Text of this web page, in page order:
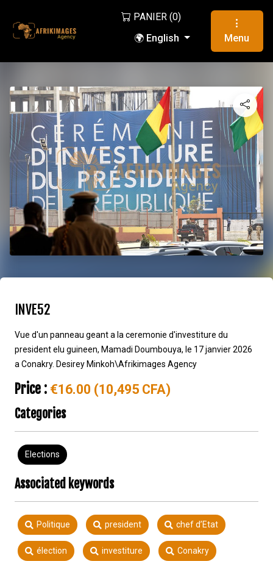
PANIER (0)
🌍 English
Menu
INVE52
Vue d'un panneau geant a la ceremonie d'investiture du
president elu guineen, Mamadi Doumbouya, le 17 janvier 2026
a Conakry. Desirey Minkoh\Afrikimages Agency
Price : €16.00 (10,495 CFA)
Categories
Elections
Associated keywords
Politique president chef d’Etat
élection investiture Conakry